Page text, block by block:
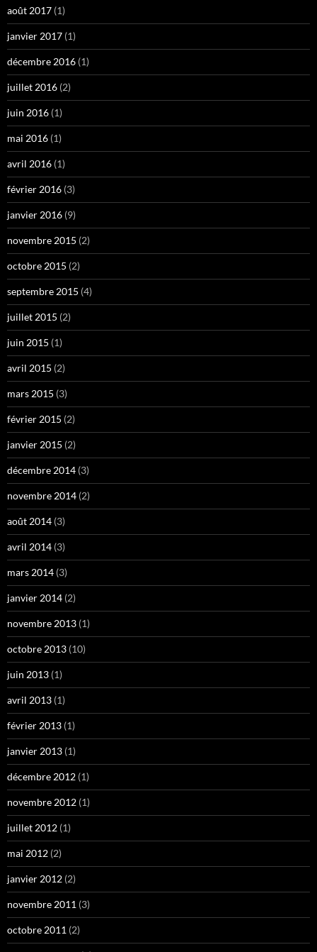
août 2017 (1)
janvier 2017 (1)
décembre 2016 (1)
juillet 2016 (2)
juin 2016 (1)
mai 2016 (1)
avril 2016 (1)
février 2016 (3)
janvier 2016 (9)
novembre 2015 (2)
octobre 2015 (2)
septembre 2015 (4)
juillet 2015 (2)
juin 2015 (1)
avril 2015 (2)
mars 2015 (3)
février 2015 (2)
janvier 2015 (2)
décembre 2014 (3)
novembre 2014 (2)
août 2014 (3)
avril 2014 (3)
mars 2014 (3)
janvier 2014 (2)
novembre 2013 (1)
octobre 2013 (10)
juin 2013 (1)
avril 2013 (1)
février 2013 (1)
janvier 2013 (1)
décembre 2012 (1)
novembre 2012 (1)
juillet 2012 (1)
mai 2012 (2)
janvier 2012 (2)
novembre 2011 (3)
octobre 2011 (2)